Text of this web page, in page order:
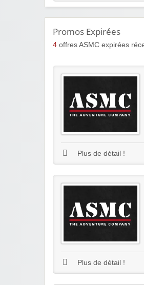
Promos Expirées
4 offres ASMC expirées
Plus de détail !
Plus de détail !